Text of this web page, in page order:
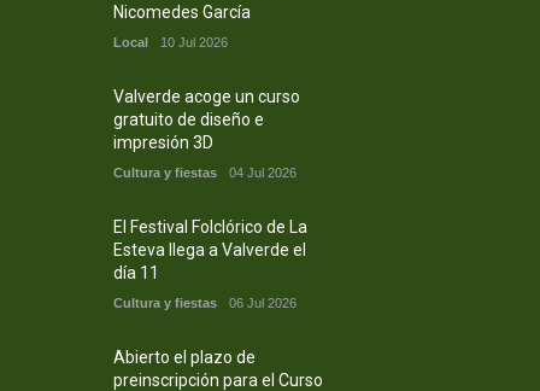
Nicomedes García
Local 10 Jul 2026
Valverde acoge un curso
gratuito de diseño e
impresión 3D
Cultura y fiestas 04 Jul 2026
El Festival Folclórico de La
Esteva llega a Valverde el
día 11
Cultura y fiestas 06 Jul 2026
Abierto el plazo de
preinscripción para el Curso